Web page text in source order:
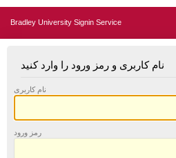
Bradley University Signin Service
نام کاربری و رمز ورود را وارد کنید
نام کاربری
رمز ورود